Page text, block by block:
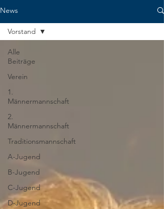
News
Alle
Beiträge
Verein
1.
Männermannschaft
2.
Männermannschaft
Traditionsmannschaft
A-Jugend
B-Jugend
C-Jugend
D-Jugend
Vorstand